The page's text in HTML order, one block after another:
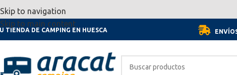
Skip to navigation
Skip to main content
Por motivo de las vacaciones,
TIENDA DE CAMPING EN HUESCA